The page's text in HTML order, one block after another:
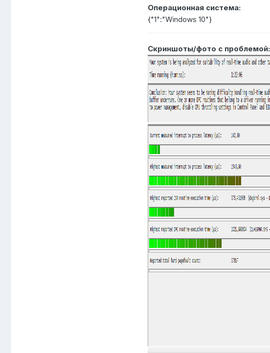
Операционная система:
{"1":"Windows 10"}
Скриншоты/фото с проблемой: